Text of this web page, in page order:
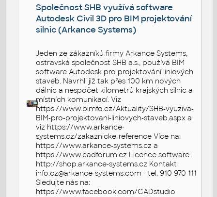
Společnost SHB využívá software
Autodesk Civil 3D pro BIM projektování
silnic (Arkance Systems)
Jeden ze zákazníků firmy Arkance Systems,
ostravská společnost SHB a.s., používá BIM
software Autodesk pro projektování liniových
staveb. Navrhli již tak přes 100 km nových
dálnic a nespočet kilometrů krajských silnic a
místních komunikací. Viz
https://www.bimfo.cz/Aktuality/SHB-vyuziva-
BIM-pro-projektovani-liniovych-staveb.aspx a
viz https://www.arkance-
systems.cz/zakaznicke-reference Více na:
https://www.arkance-systems.cz a
https://www.cadforum.cz Licence software:
http://shop.arkance-systems.cz Kontakt:
info.cz@arkance-systems.com - tel. 910 970 111
Sledujte nás na:
https://www.facebook.com/CADstudio